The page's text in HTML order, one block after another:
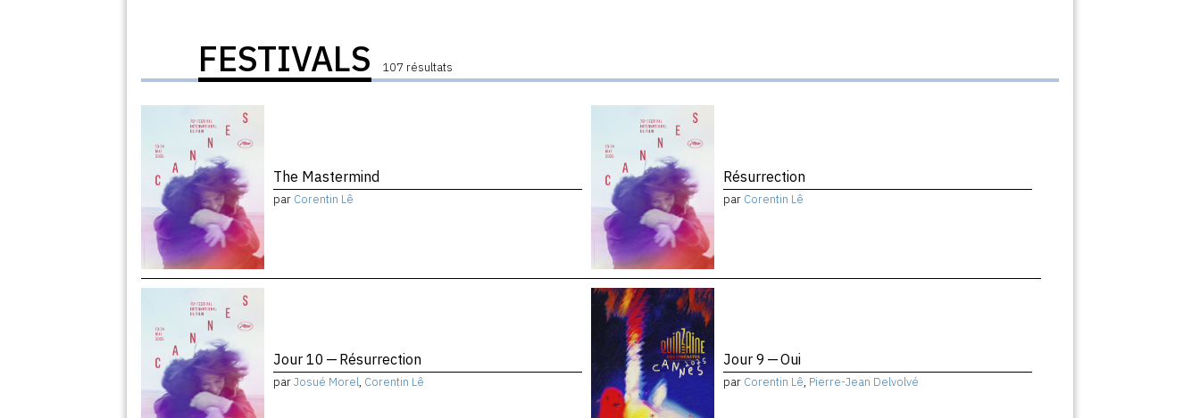
FESTIVALS 107 résultats
The Mastermind
par Corentin Lê
Résurrection
par Corentin Lê
Jour 10 — Résurrection
parJosué Morel, Corentin Lê
Jour 9 — Oui
par Corentin Lê, Pierre-Jean Delvolvé